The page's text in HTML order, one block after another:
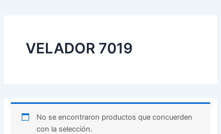
VELADOR 7019
No se encontraron productos que concuerden
con la selección.